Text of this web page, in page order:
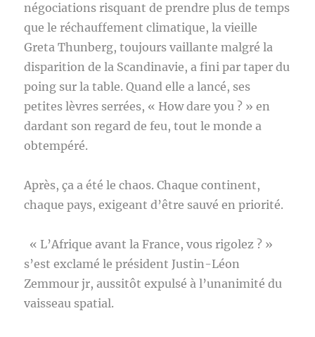
négociations risquant de prendre plus de temps
que le réchauffement climatique, la vieille
Greta Thunberg, toujours vaillante malgré la
disparition de la Scandinavie, a fini par taper du
poing sur la table. Quand elle a lancé, ses
petites lèvres serrées, « How dare you ? » en
dardant son regard de feu, tout le monde a
obtempéré.
Après, ça a été le chaos. Chaque continent,
chaque pays, exigeant d’être sauvé en priorité.
« L’Afrique avant la France, vous rigolez ? »
s’est exclamé le président Justin-Léon
Zemmour jr, aussitôt expulsé à l’unanimité du
vaisseau spatial.